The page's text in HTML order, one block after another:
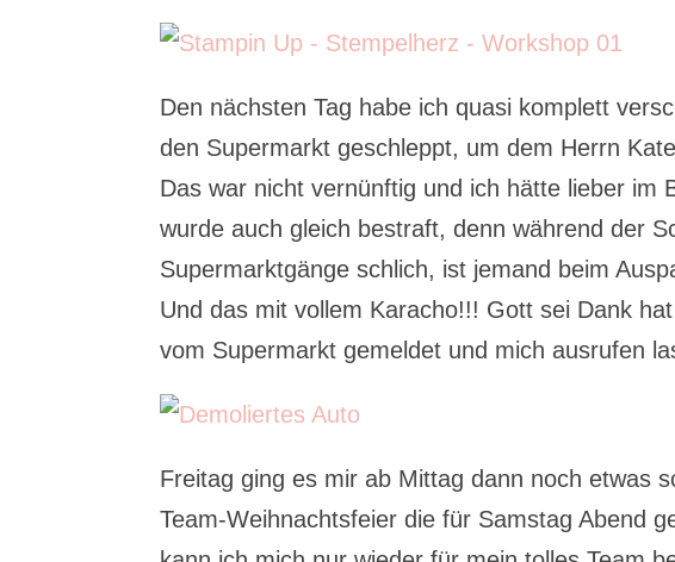
Den nächsten Tag habe ich quasi komplett
den Supermarkt geschleppt, um dem Herrn
Das war nicht vernünftig und ich hätte lieber im
wurde auch gleich bestraft, denn während der
Supermarktgänge schlich, ist jemand beim
Und das mit vollem Karacho!!! Gott sei Dank
vom Supermarkt gemeldet und mich ausrufen
Freitag ging es mir ab Mittag dann noch etwas
Team-Weihnachtsfeier die für Samstag Abend